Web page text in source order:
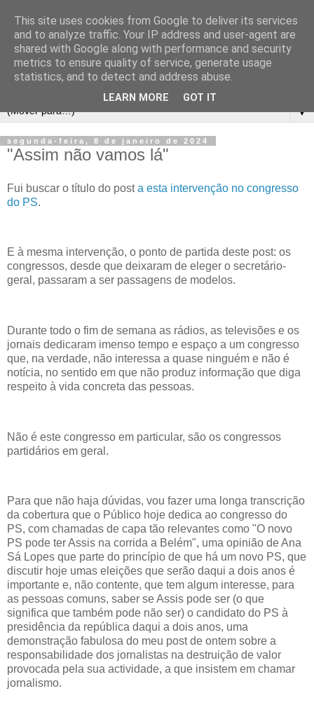
▼
segunda-feira, 8 de janeiro de 2024
"Assim não vamos lá"
Fui buscar o título do posta esta intervenção no congresso
do PS.
E à mesma intervenção, o ponto de partida deste post: os
congressos, desde que deixaram de eleger o secretário-
geral, passaram a ser passagens de modelos.
Durante todo o fim de semana as rádios, as televisões e os
jornais dedicaram imenso tempo e espaço a um congresso
que, na verdade, não interessa a quase ninguém e não é
notícia, no sentido em que não produz informação que diga
respeito à vida concreta das pessoas.
Não é este congresso em particular, são os congressos
partidários em geral.
Para que não haja dúvidas, vou fazer uma longa transcrição
da cobertura que o Público hoje dedica ao congresso do
PS, com chamadas de capa tão relevantes como "O novo
PS pode ter Assis na corrida a Belém", uma opinião de Ana
Sá Lopes que parte do princípio de que há um novo PS, que
discutir hoje umas eleições que serão daqui a dois anos é
importante e, não contente, que tem algum interesse, para
as pessoas comuns, saber se Assis pode ser (o que
significa que também pode não ser) o candidato do PS à
presidência da república daqui a dois anos, uma
demonstração fabulosa do meu post de ontem sobre a
responsabilidade dos jornalistas na destruição de valor
provocada pela sua actividade, a que insistem em chamar
jornalismo.
This site uses cookies from Google to deliver its services
and to analyze traffic. Your IP address and user-agent are
shared with Google along with performance and security
metrics to ensure quality of service, generate usage
statistics, and to detect and address abuse.
LEARN MORE GOT IT